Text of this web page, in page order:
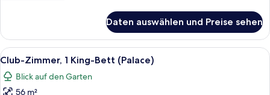
Mehrere
Betten
Daten auswählen und Preise sehen
Alle
Fotos
für
Ein Hotelzimmer mit einem großen
8
Club-Zimmer, 1 King-Bett (Palace)
Blick auf den Garten
56 m²